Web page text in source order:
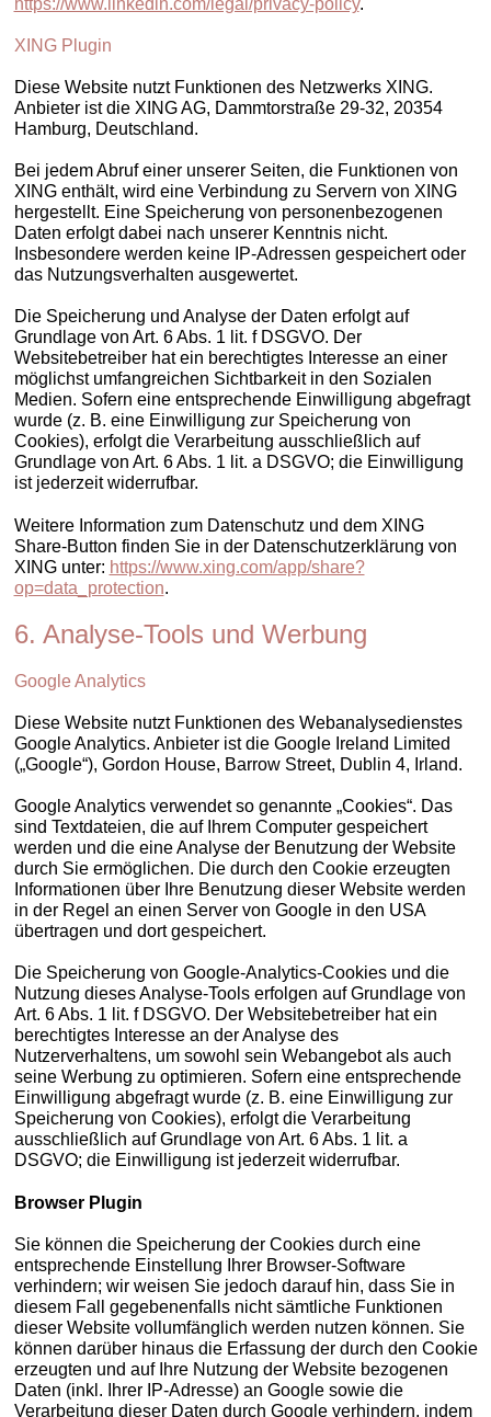
XING Plugin
Diese Website nutzt Funktionen des Netzwerks XING.
Anbieter ist die XING AG, Dammtorstraße 29-32, 20354
Hamburg, Deutschland.
Bei jedem Abruf einer unserer Seiten, die Funktionen von
XING enthält, wird eine Verbindung zu Servern von XING
hergestellt. Eine Speicherung von personenbezogenen
Daten erfolgt dabei nach unserer Kenntnis nicht.
Insbesondere werden keine IP-Adressen gespeichert oder
das Nutzungsverhalten ausgewertet.
Die Speicherung und Analyse der Daten erfolgt auf
Grundlage von Art. 6 Abs. 1 lit. f DSGVO. Der
Websitebetreiber hat ein berechtigtes Interesse an einer
möglichst umfangreichen Sichtbarkeit in den Sozialen
Medien. Sofern eine entsprechende Einwilligung abgefragt
wurde (z. B. eine Einwilligung zur Speicherung von
Cookies), erfolgt die Verarbeitung ausschließlich auf
Grundlage von Art. 6 Abs. 1 lit. a DSGVO; die Einwilligung
ist jederzeit widerrufbar.
Weitere Information zum Datenschutz und dem XING
Share-Button finden Sie in der Datenschutzerklärung von
XING unter: https://www.xing.com/app/share?
op=data_protection.
6. Analyse-Tools und Werbung
Google Analytics
Diese Website nutzt Funktionen des Webanalysedienstes
Google Analytics. Anbieter ist die Google Ireland Limited
(„Google“), Gordon House, Barrow Street, Dublin 4, Irland.
Google Analytics verwendet so genannte „Cookies“. Das
sind Textdateien, die auf Ihrem Computer gespeichert
werden und die eine Analyse der Benutzung der Website
durch Sie ermöglichen. Die durch den Cookie erzeugten
Informationen über Ihre Benutzung dieser Website werden
in der Regel an einen Server von Google in den USA
übertragen und dort gespeichert.
Die Speicherung von Google-Analytics-Cookies und die
Nutzung dieses Analyse-Tools erfolgen auf Grundlage von
Art. 6 Abs. 1 lit. f DSGVO. Der Websitebetreiber hat ein
berechtigtes Interesse an der Analyse des
Nutzerverhaltens, um sowohl sein Webangebot als auch
seine Werbung zu optimieren. Sofern eine entsprechende
Einwilligung abgefragt wurde (z. B. eine Einwilligung zur
Speicherung von Cookies), erfolgt die Verarbeitung
ausschließlich auf Grundlage von Art. 6 Abs. 1 lit. a
DSGVO; die Einwilligung ist jederzeit widerrufbar.
Browser Plugin
Sie können die Speicherung der Cookies durch eine
entsprechende Einstellung Ihrer Browser-Software
verhindern; wir weisen Sie jedoch darauf hin, dass Sie in
diesem Fall gegebenenfalls nicht sämtliche Funktionen
dieser Website vollumfänglich werden nutzen können. Sie
können darüber hinaus die Erfassung der durch den Cookie
erzeugten und auf Ihre Nutzung der Website bezogenen
Daten (inkl. Ihrer IP-Adresse) an Google sowie die
Verarbeitung dieser Daten durch Google verhindern, indem